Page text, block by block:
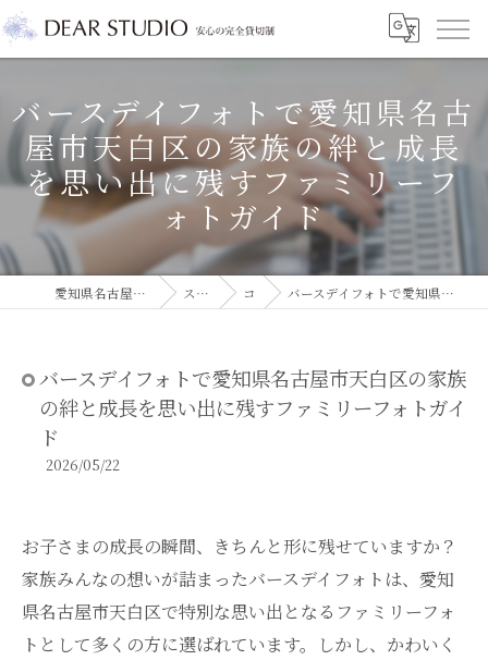
バースデイフォトで愛知県名古
屋市天白区の家族の絆と成長
を思い出に残すファミリーフ
ォトガイド
愛知県名古屋市のフォトスタジオならDEAR STUDIO スタジオコラム コラム バースデイフォトで愛知県名古屋市天白区の家族の絆と成長を思い出に残すファミリーフォトガイド
バースデイフォトで愛知県名古屋市天白区の家族
の絆と成長を思い出に残すファミリーフォトガイ
ド
2026/05/22
お子さまの成長の瞬間、きちんと形に残せていますか？
家族みんなの想いが詰まったバースデイフォトは、愛知
県名古屋市天白区で特別な思い出となるファミリーフォ
トとして多くの方に選ばれています。しかし、かわいく